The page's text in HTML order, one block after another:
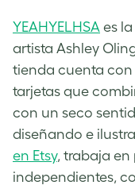
YEAHYELHSA es
artista Ashley
tienda cuenta
tarjetas que
con un seco
diseñando e
en Etsy, trabaja en
independientes,